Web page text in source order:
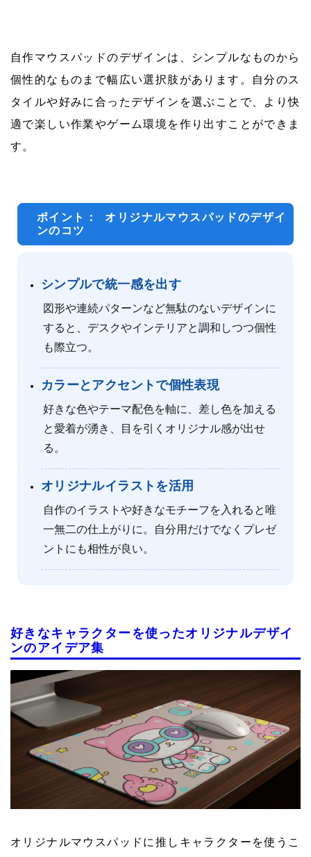
自作マウスパッドのデザインは、シンプルなものから
個性的なものまで幅広い選択肢があります。自分のス
タイルや好みに合ったデザインを選ぶことで、より快
適で楽しい作業やゲーム環境を作り出すことができま
す。
ポイント： オリジナルマウスパッドのデザイ
ンのコツ
シンプルで統一感を出す
図形や連続パターンなど無駄のないデザインに
すると、デスクやインテリアと調和しつつ個性
も際立つ。
カラーとアクセントで個性表現
好きな色やテーマ配色を軸に、差し色を加える
と愛着が湧き、目を引くオリジナル感が出せ
る。
オリジナルイラストを活用
自作のイラストや好きなモチーフを入れると唯
一無二の仕上がりに。自分用だけでなくプレゼ
ントにも相性が良い。
好きなキャラクターを使ったオリジナルデザイ
ンのアイデア集
オリジナルマウスパッドに推しキャラクターを使うこ